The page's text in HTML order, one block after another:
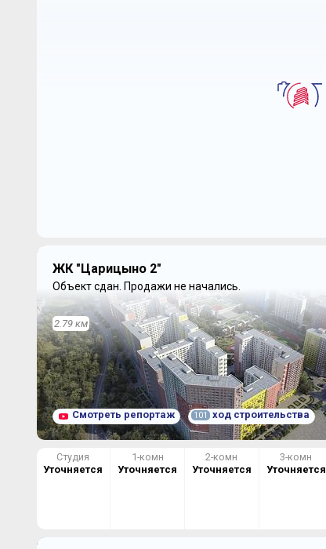
ЖК "Царицыно 2"
Объект сдан. Продажи не начались.
2.79 км
Смотреть репортаж 101 ход строительства
Студия
Уточняется
1-комн
Уточняется
2-комн
Уточняется
3-комн
Уточняется